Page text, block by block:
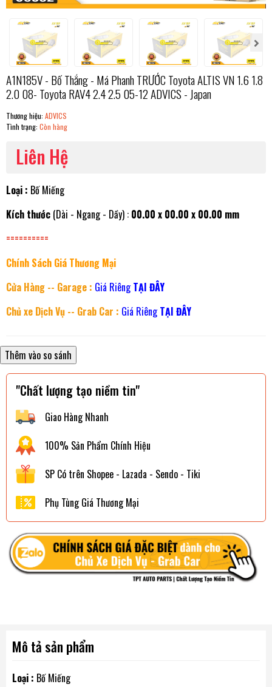
A1N185V - Bố Thắng - Má Phanh TRƯỚC Toyota ALTIS VN 1.6 1.8
2.0 08- Toyota RAV4 2.4 2.5 05-12 ADVICS - Japan
Thương hiệu: ADVICS
Tình trạng: Còn hàng
Liên Hệ
Loại : Bố Miếng
Kích thước (Dài - Ngang - Dầy) : 00.00 x 00.00 x 00.00 mm
==========
Chính Sách Giá Thương Mại
Cửa Hàng -- Garage : Giá Riêng TẠI ĐÂY
Chủ xe Dịch Vụ -- Grab Car : Giá Riêng TẠI ĐÂY
"Chất lượng tạo niềm tin"
Giao Hàng Nhanh
100% Sản Phẩm Chính Hiệu
SP Có trên Shopee - Lazada - Sendo - Tiki
Phụ Tùng Giá Thương Mại
Mô tả sản phẩm
Loại : Bố Miếng